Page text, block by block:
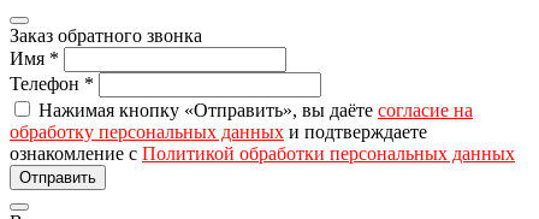
Заказ обратного звонка
Имя *
Телефон *
Нажимая кнопку «Отправить», вы даёте согласие на
обработку персональных данных и подтверждаете
ознакомление с Политикой обработки персональных данных